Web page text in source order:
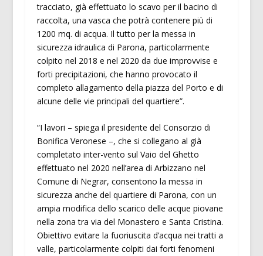
tracciato, già effettuato lo scavo per il bacino di
raccolta, una vasca che potrà contenere più di
1200 mq. di acqua. Il tutto per la messa in
sicurezza idraulica di Parona, particolarmente
colpito nel 2018 e nel 2020 da due improvvise e
forti precipitazioni, che hanno provocato il
completo allagamento della piazza del Porto e di
alcune delle vie principali del quartiere”.
“I lavori – spiega il presidente del Consorzio di
Bonifica Veronese –, che si collegano al già
completato inter-vento sul Vaio del Ghetto
effettuato nel 2020 nell’area di Arbizzano nel
Comune di Negrar, consentono la messa in
sicurezza anche del quartiere di Parona, con un
ampia modifica dello scarico delle acque piovane
nella zona tra via del Monastero e Santa Cristina.
Obiettivo evitare la fuoriuscita d’acqua nei tratti a
valle, particolarmente colpiti dai forti fenomeni